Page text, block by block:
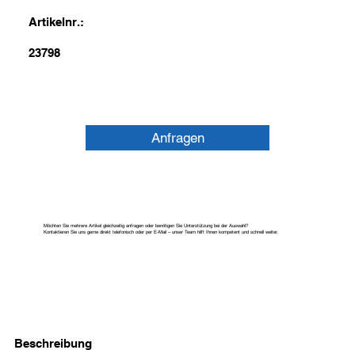
Artikelnr.:
23798
Anfragen
Möchten Sie mehrere Artikel gleichzeitig anfragen oder benötigen Sie Unterstützung bei der Auswahl?
Kontaktieren Sie uns gerne direkt telefonisch oder per E-Mail – unser Team hilft Ihnen kompetent und schnell weiter.
Beschreibung